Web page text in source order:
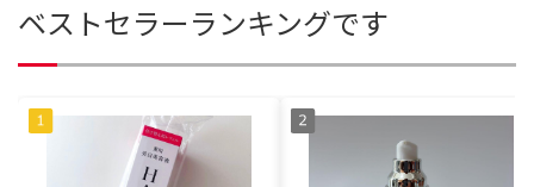
ベストセラーランキングです